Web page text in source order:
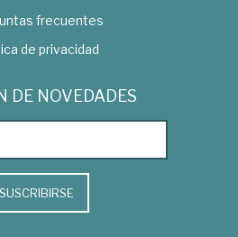
frecuentes
de privacidad
DE NOVEDADES
SUSCRIBIRSE